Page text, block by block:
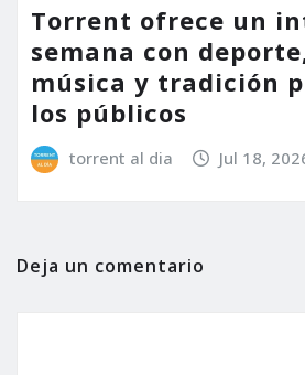
Torrent ofrece un
semana con
música y tradición
los públicos
torrent al dia Jul 18,
Deja un comentario